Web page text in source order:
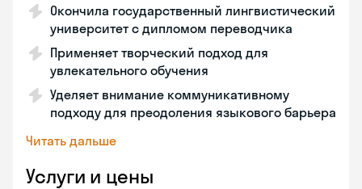
Окончила государственный лингвистический
университет с дипломом переводчика
Применяет творческий подход для
увлекательного обучения
Уделяет внимание коммуникативному
подходу для преодоления языкового барьера
Читать дальше
Услуги и цены